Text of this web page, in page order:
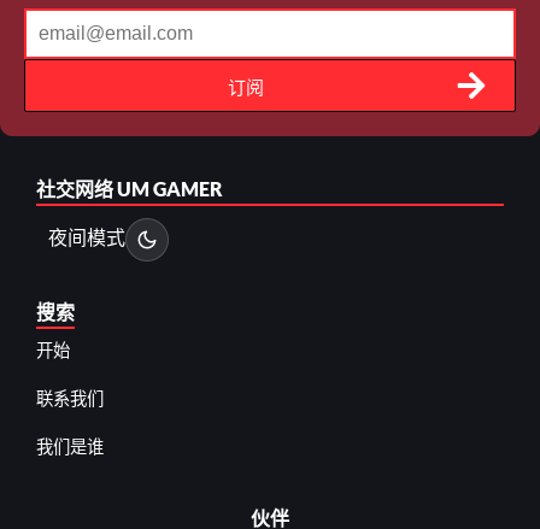
订阅
社交网络UM GAMER
夜间模式
搜索
开始
联系我们
我们是谁
伙伴